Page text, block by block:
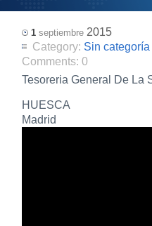
1 septiembre 2015
Category: Sin categoría
Comments:0
Tesoreria General De La
HUESCA
Madrid